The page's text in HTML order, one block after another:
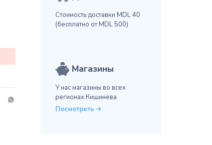
Стоимость доставки MDL 40
(бесплатно от MDL 500)
Магазины
У нас магазины во всех
регионах Кишинева
Посмотреть